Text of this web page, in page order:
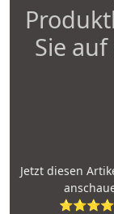
Sie
Jetzt diesen